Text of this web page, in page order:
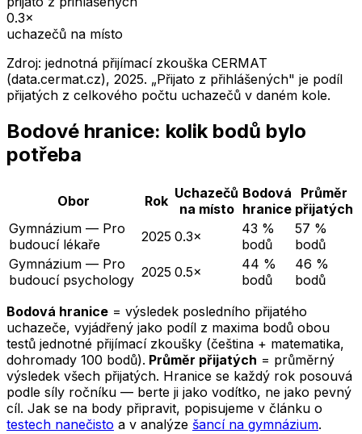
0.3×
uchazečů na místo
Zdroj: jednotná přijímací zkouška CERMAT
(data.cermat.cz), 2025. „Přijato z přihlášených" je podíl
přijatých z celkového počtu uchazečů v daném kole.
Bodové hranice: kolik bodů bylo
potřeba
Obor Rok Uchazečů
na místo
Bodová
hranice
Průměr
přijatých
Gymnázium — Pro
budoucí lékaře
2025 0.3×
43 %
bodů
57 %
bodů
Gymnázium — Pro
budoucí psychology 2025 0.5×
44 %
bodů
46 %
bodů
Bodová hranice = výsledek posledního přijatého
uchazeče, vyjádřený jako podíl z maxima bodů obou
testů jednotné přijímací zkoušky (čeština + matematika,
dohromady 100 bodů). Průměr přijatých = průměrný
výsledek všech přijatých. Hranice se každý rok posouvá
podle síly ročníku — berte ji jako vodítko, ne jako pevný
cíl. Jak se na body připravit, popisujeme v článku o
testech nanečisto a v analýze šancí na gymnázium.